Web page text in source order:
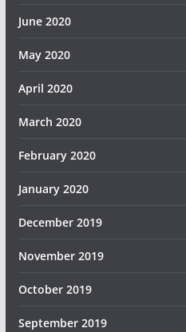
June 2020
May 2020
April 2020
March 2020
February 2020
January 2020
December 2019
November 2019
October 2019
September 2019